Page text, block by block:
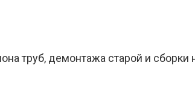
труб, демонтажа старой и сборки